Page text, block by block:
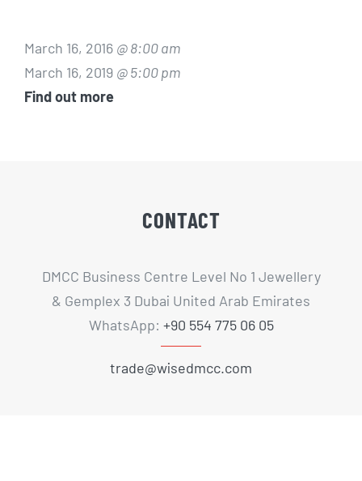
March 16, 2016 @ 8:00 am
March 16, 2019 @ 5:00 pm
Find out more
CONTACT
DMCC Business Centre Level No 1 Jewellery
& Gemplex 3 Dubai United Arab Emirates
WhatsApp: +90 554 775 06 05
trade@wisedmcc.com